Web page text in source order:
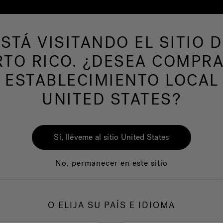
DE NATACION Nuestra marca Centro del
VISITANDO EL SITIO
RICO. ¿DESEA
ESTABLECIMIENTO LOCAL
UNITED STATES?
Sí, lléveme al sitio United States
No, permanecer en este sitio
O ELIJA SU PAÍS E IDIOMA